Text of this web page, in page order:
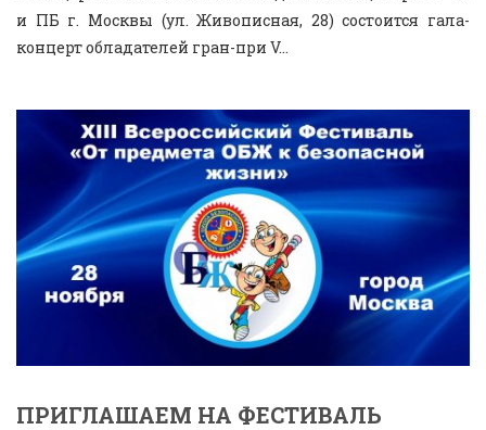
и ПБ г. Москвы (ул. Живописная, 28) состоится гала-
концерт обладателей гран-при V...
ПРИГЛАШАЕМ НА ФЕСТИВАЛЬ